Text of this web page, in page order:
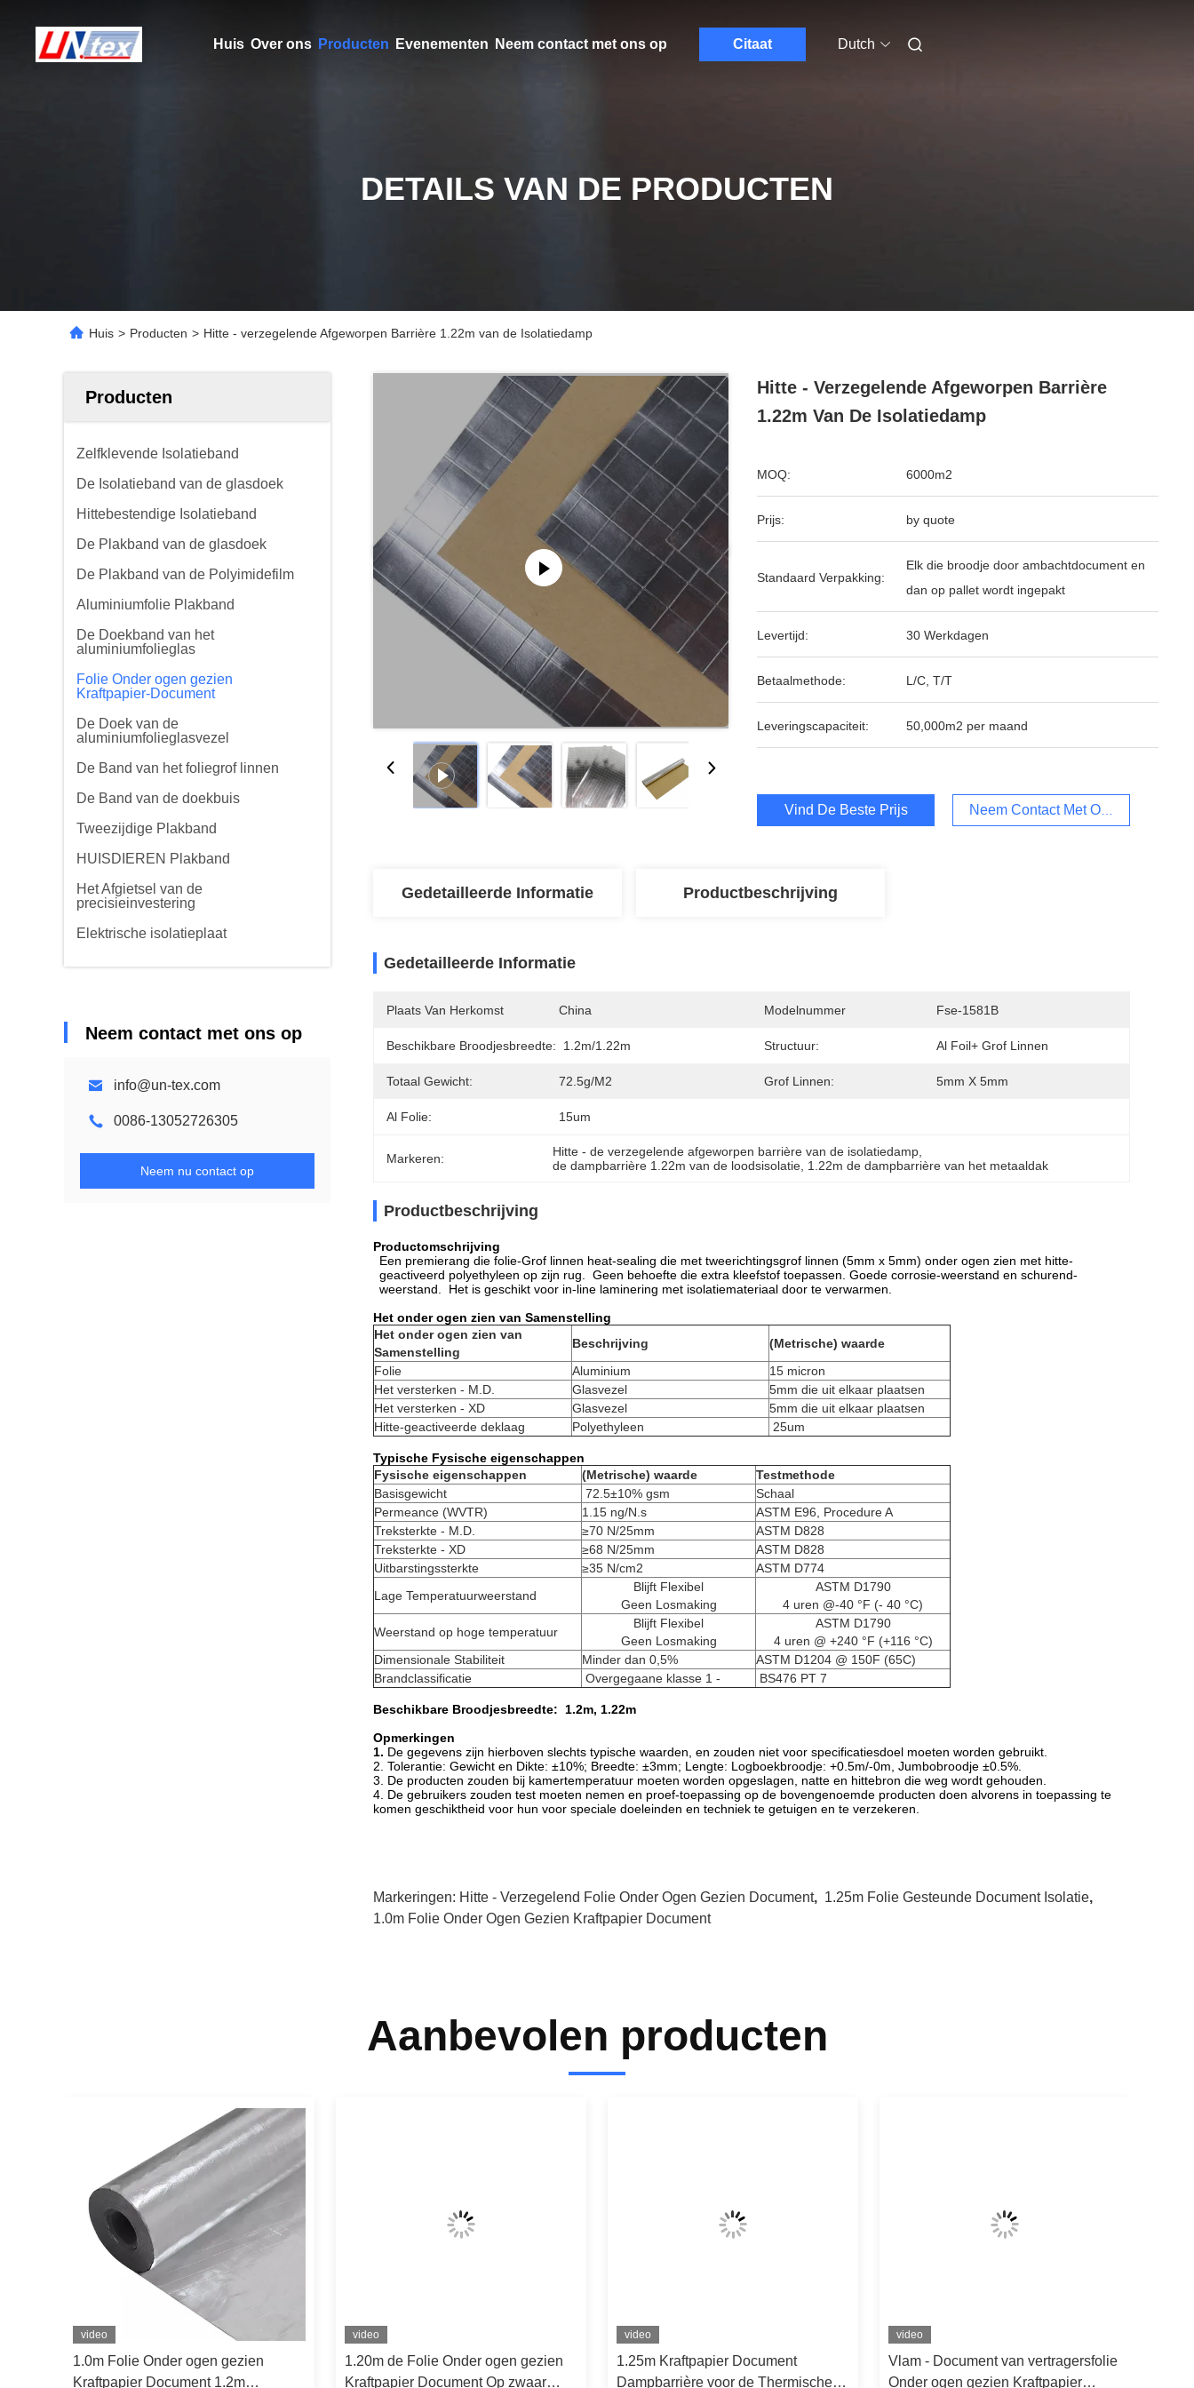
Huis Over ons Producten Evenementen Neem contact met ons op Citaat Dutch
DETAILS VAN DE PRODUCTEN
Huis > Producten > Hitte - verzegelende Afgeworpen Barrière 1.22m van de Isolatiedamp
Producten
Zelfklevende Isolatieband
De Isolatieband van de glasdoek
Hittebestendige Isolatieband
De Plakband van de glasdoek
De Plakband van de Polyimidefilm
Aluminiumfolie Plakband
De Doekband van het
aluminiumfolieglas
Folie Onder ogen gezien
Kraftpapier-Document
De Doek van de
aluminiumfolieglasvezel
De Band van het foliegrof linnen
De Band van de doekbuis
Tweezijdige Plakband
HUISDIEREN Plakband
Het Afgietsel van de
precisieinvestering
Elektrische isolatieplaat
Neem contact met ons op
info@un-tex.com
0086-13052726305
Neem nu contact op
Hitte - Verzegelende Afgeworpen Barrière
1.22m Van De Isolatiedamp
MOQ: 6000m2
Prijs: by quote
Standaard Verpakking:
Elk die broodje door ambachtdocument en
dan op pallet wordt ingepakt
Levertijd: 30 Werkdagen
Betaalmethode: L/C, T/T
Leveringscapaciteit: 50,000m2 per maand
Vind De Beste Prijs Neem Contact Met Ons Op
Gedetailleerde Informatie Productbeschrijving
Gedetailleerde Informatie
Plaats Van Herkomst China Modelnummer Fse-1581B
Beschikbare Broodjesbreedte: 1.2m/1.22m Structuur: Al Foil+ Grof Linnen
Totaal Gewicht: 72.5g/m2 Grof Linnen: 5mm X 5mm
Al Folie: 15um
Markeren: Hitte - de verzegelende afgeworpen barrière van de isolatiedamp
de dampbarrière 1.22m van de loodsisolatie 1.22m de dampbarrière van het metaaldak
Productbeschrijving
Productomschrijving
Een premierang die folie-Grof linnen heat-sealing die met tweerichtingsgrof linnen (5mm x 5mm) onder ogen zien met hitte-
geactiveerd polyethyleen op zijn rug. Geen behoefte die extra kleefstof toepassen. Goede corrosie-weerstand en schurend-
weerstand. Het is geschikt voor in-line laminering met isolatiemateriaal door te verwarmen.
Het onder ogen zien van Samenstelling
Het onder ogen zien van
Samenstelling
Beschrijving
(Metrische) waarde
Folie
Aluminium
15 micron
Het versterken - M.D.
Glasvezel
5mm die uit elkaar plaatsen
Het versterken - XD
Glasvezel
5mm die uit elkaar plaatsen
Hitte-geactiveerde deklaag
Polyethyleen 25um
Typische Fysische eigenschappen
Fysische eigenschappen
(Metrische) waarde
Testmethode
Basisgewicht
72.5±10% gsm
Schaal
Permeance (WVTR)
1.15 ng/N.s
ASTM E96, Procedure A
Treksterkte - M.D.
≥70 N/25mm
ASTM D828
Treksterkte - XD
≥68 N/25mm
ASTM D828
Uitbarstingssterkte
≥35 N/cm2
ASTM D774
Lage Temperatuurweerstand
Blijft Flexibel
Geen Losmaking
ASTM D1790
4 uren @-40 °F (- 40 °C)
Weerstand op hoge temperatuur
Blijft Flexibel
Geen Losmaking
ASTM D1790
4 uren @ +240 °F (+116 °C)
Dimensionale Stabiliteit
Minder dan 0,5%
ASTM D1204 @ 150F (65C)
Brandclassificatie
Overgegaane klasse 1 - BS476 PT 7
Beschikbare Broodjesbreedte: 1.2m, 1.22m
Opmerkingen
1. De gegevens zijn hierboven slechts typische waarden, en zouden niet voor specificatiesdoel moeten worden gebruikt.
2. Tolerantie: Gewicht en Dikte: ±10%; Breedte: ±3mm; Lengte: Logboekbroodje: +0.5m/-0m, Jumbobroodje ±0.5%.
3. De producten zouden bij kamertemperatuur moeten worden opgeslagen, natte en hittebron die weg wordt gehouden.
4. De gebruikers zouden test moeten nemen en proef-toepassing op de bovengenoemde producten doen alvorens in toepassing te
komen geschiktheid voor hun voor speciale doeleinden en techniek te getuigen en te verzekeren.
Markeringen: Hitte - Verzegelend Folie Onder Ogen Gezien Document, 1.25m Folie Gesteunde Document Isolatie,
1.0m Folie Onder Ogen Gezien Kraftpapier Document
Aanbevolen producten
video
1.0m Folie Onder ogen gezien
Kraftpapier Document 1.2m
video
1.20m de Folie Onder ogen gezien
Kraftpapier Document Op zwaar
video
1.25m Kraftpapier Document
Dampbarrière voor de Thermische
video
Vlam - Document van vertragersfolie
Onder ogen gezien Kraftpapier